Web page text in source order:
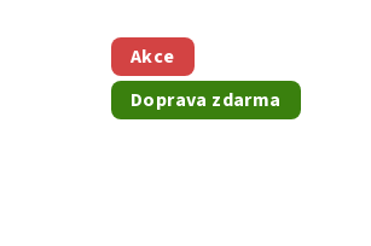
Akce
Doprava zdarma